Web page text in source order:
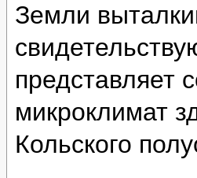
Земли
представляет
микроклимат
Кольского